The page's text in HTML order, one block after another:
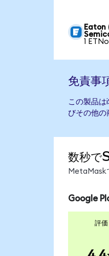
Eaton
1
免責事
この製品
びその他の
数秒で
MetaMask
Google
評価